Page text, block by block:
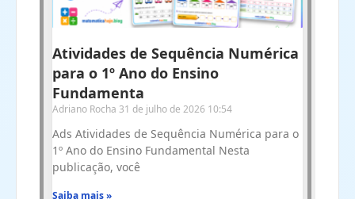
Atividades de Sequência Numérica
para o 1º Ano do Ensino
Fundamenta
Adriano Rocha 31 de julho de 2026 10:54
Ads Atividades de Sequência Numérica para o
1º Ano do Ensino Fundamental Nesta
publicação, você
Saiba mais »